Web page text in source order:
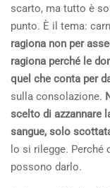
scarto, ma tutto è
punto. È il tema:
ragiona non per
ragiona perché le
quel che conta per
sulla consolazione.
scelto di azzannare
sangue, solo
lo si rilegge. Perché
possono darlo.